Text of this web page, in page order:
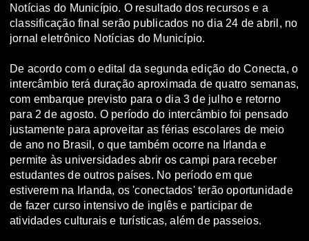
Notícias do Município. O resultado dos recursos e a
classificação final serão publicados no dia 24 de abril, no
jornal eletrônico Notícias do Município.
De acordo com o edital da segunda edição do Conecta, o
intercâmbio terá duração aproximada de quatro semanas,
com embarque previsto para o dia 3 de julho e retorno
para 2 de agosto. O período do intercâmbio foi pensado
justamente para aproveitar as férias escolares de meio
de ano no Brasil, o que também ocorre na Irlanda e
permite às universidades abrir os campi para receber
estudantes de outros países. No período em que
estiverem na Irlanda, os 'conectados' terão oportunidade
de fazer curso intensivo de inglês e participar de
atividades culturais e turísticas, além de passeios.